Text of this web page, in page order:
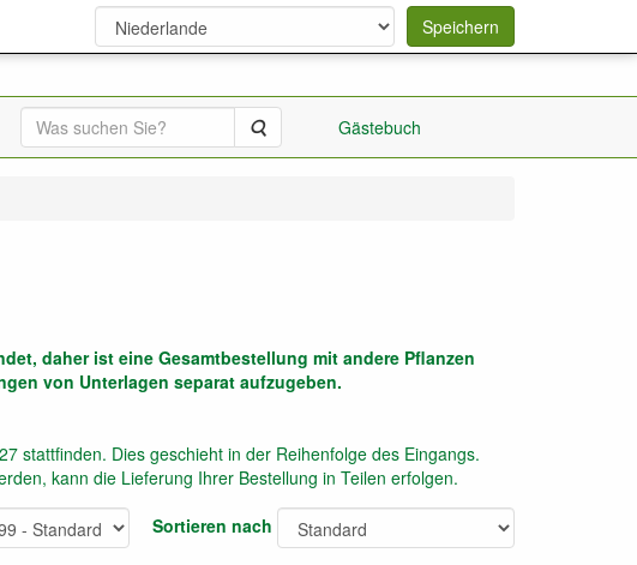
Suche Gästebuch
daher ist eine Gesamtbestellung mit andere Pflanzen
von Unterlagen separat aufzugeben.
stattfinden. Dies geschieht in der Reihenfolge des Eingangs.
kann die Lieferung Ihrer Bestellung in Teilen erfolgen.
Sortieren nach
Speichern